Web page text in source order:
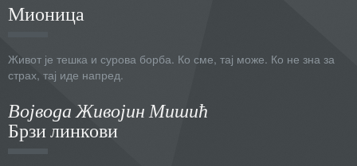
Мионица
Живот је тешка и сурова борба. Ко сме, тај може. Ко не зна за
страх, тај иде напред.
Војвода Живојин Мишић
Брзи линкови